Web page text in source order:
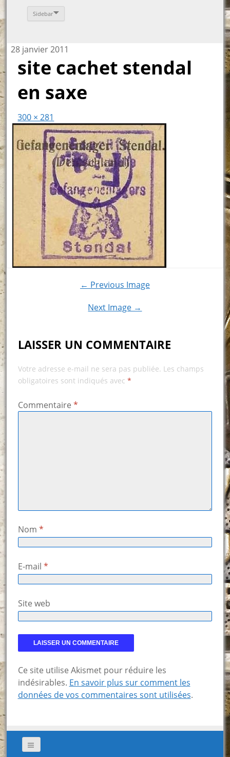
Sidebar
28 janvier 2011
site cachet stendal
en saxe
300 × 281
← Previous Image
Next Image →
LAISSER UN COMMENTAIRE
Votre adresse e-mail ne sera pas publiée. Les champs
obligatoires sont indiqués avec *
Commentaire *
Nom *
E-mail *
Site web
Ce site utilise Akismet pour réduire les
indésirables. En savoir plus sur comment les
données de vos commentaires sont utilisées.